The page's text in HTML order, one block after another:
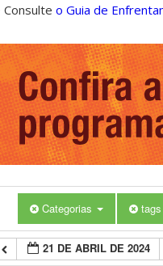
Consulte o Guia de
Categorias tags
21 DE ABRIL DE 2024